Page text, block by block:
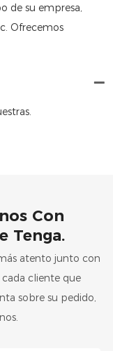
de su empresa,
Ofrecemos
Con
Tenga.
atento junto con
cliente que
sobre su pedido,